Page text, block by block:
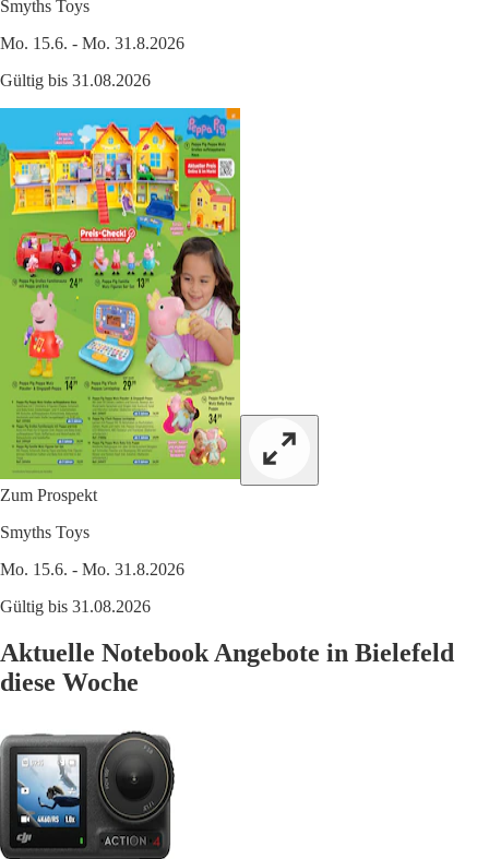
Smyths Toys
Mo. 15.6. - Mo. 31.8.2026
Gültig bis 31.08.2026
Zum Prospekt
Smyths Toys
Mo. 15.6. - Mo. 31.8.2026
Gültig bis 31.08.2026
Aktuelle Notebook Angebote in Bielefeld
diese Woche